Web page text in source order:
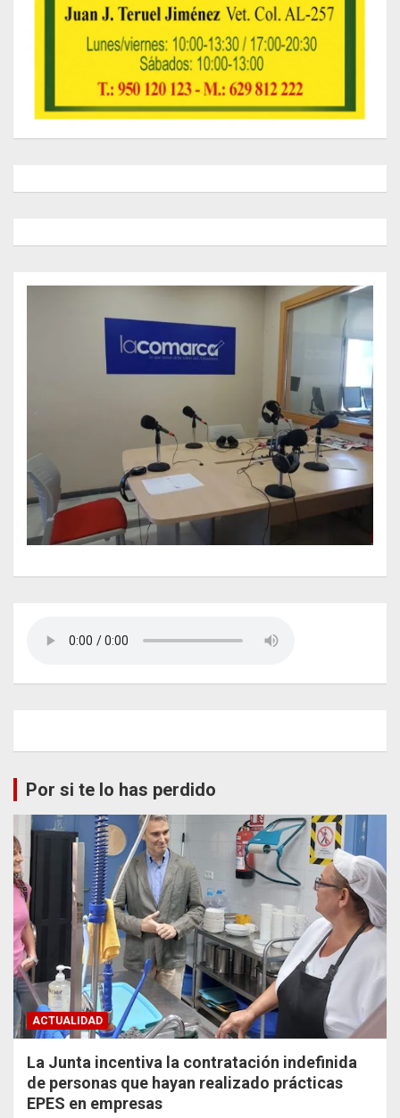
Por si te lo has perdido
ACTUALIDAD
La Junta incentiva la contratación indefinida
de personas que hayan realizado prácticas
EPES en empresas